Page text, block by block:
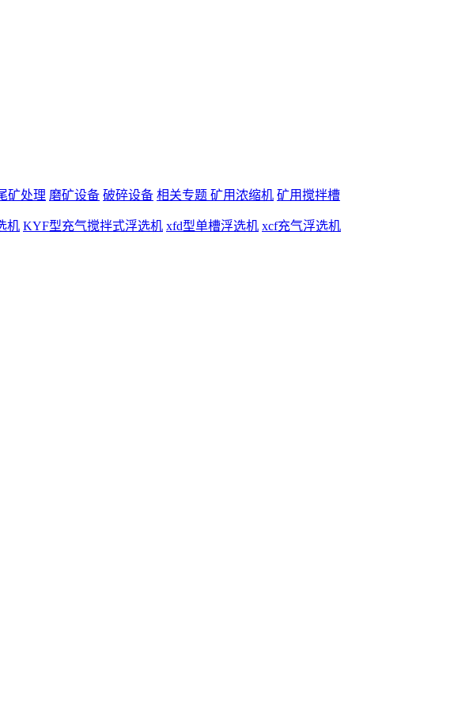
矿处理 磨矿设备 破碎设备 相关专题 矿用浓缩机 矿用搅拌槽
机 KYF型充气搅拌式浮选机 xfd型单槽浮选机 xcf充气浮选机